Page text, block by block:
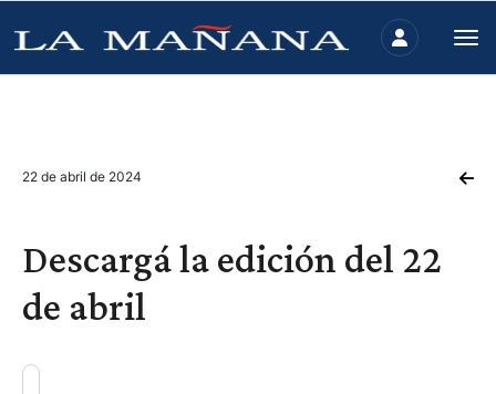
22 de abril de 2024
Descargá la edición del 22
de abril